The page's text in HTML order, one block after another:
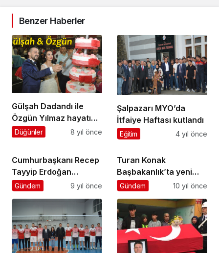
Benzer Haberler
Gülşah Dadandı ile
Özgün Yılmaz hayatını
birleştirdi
Düğünler 8 yıl önce
Şalpazarı MYO’da
İtfaiye Haftası kutlandı
Eğitim 4 yıl önce
Cumhurbaşkanı Recep
Tayyip Erdoğan
Trabzon’da önemli
Gündem 9 yıl önce
Turan Konak
Başbakanlık’ta yeni
görevine başladı
Gündem 10 yıl önce